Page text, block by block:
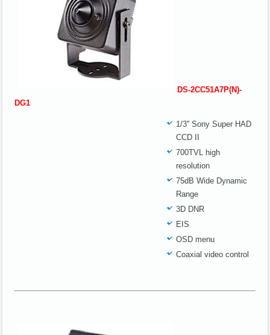
DS-2CC51A7P(N)-
DG1
1/3'' Sony Super HAD
CCD II
700TVL high
resolution
75dB Wide Dynamic
Range
3D DNR
EIS
OSD menu
Coaxial video control